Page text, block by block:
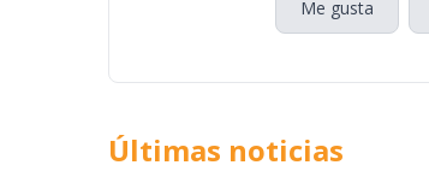
Me gusta
Últimas noticias